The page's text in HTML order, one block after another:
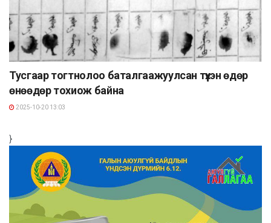
Тусгаар тогтнолоо баталгаажуулсан түүхэн өдөр
өнөөдөр тохиож байна
2025-10-20 13:03
}